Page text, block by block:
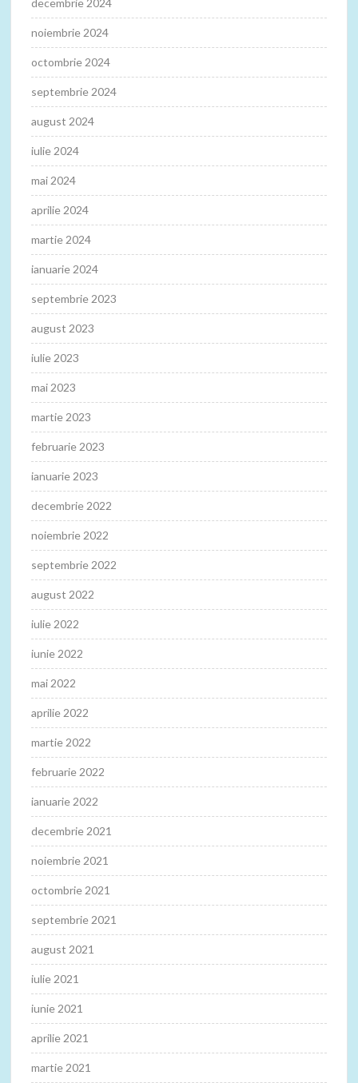
noiembrie 2024
octombrie 2024
septembrie 2024
august 2024
iulie 2024
mai 2024
aprilie 2024
martie 2024
ianuarie 2024
septembrie 2023
august 2023
iulie 2023
mai 2023
martie 2023
februarie 2023
ianuarie 2023
decembrie 2022
noiembrie 2022
septembrie 2022
august 2022
iulie 2022
iunie 2022
mai 2022
aprilie 2022
martie 2022
februarie 2022
ianuarie 2022
decembrie 2021
noiembrie 2021
octombrie 2021
septembrie 2021
august 2021
iulie 2021
iunie 2021
aprilie 2021
martie 2021